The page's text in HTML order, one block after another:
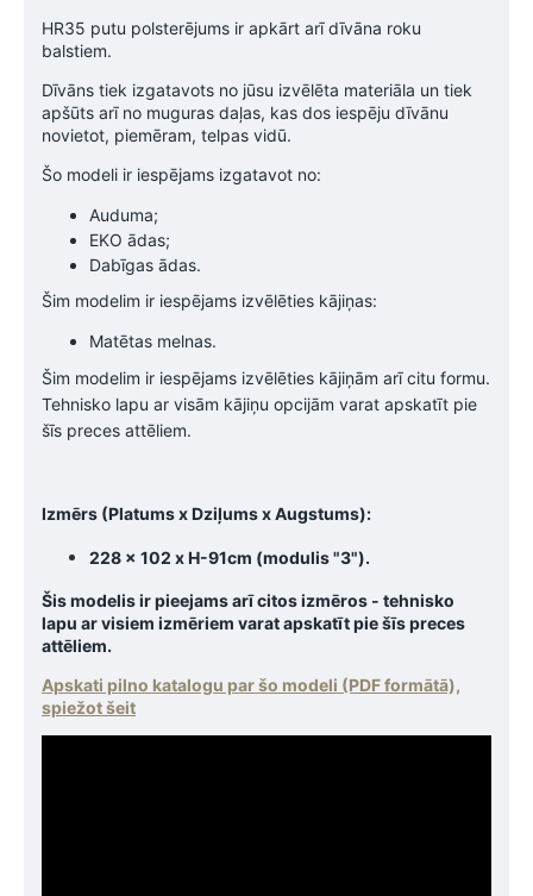
HR35 putu polsterējums ir apkārt arī dīvāna roku
balstiem.
Dīvāns tiek izgatavots no jūsu izvēlēta materiāla un tiek
apšūts arī no muguras daļas, kas dos iespēju dīvānu
novietot, piemēram, telpas vidū.
Šo modeli ir iespējams izgatavot no:
Auduma;
EKO ādas;
Dabīgas ādas.
Šim modelim ir iespējams izvēlēties kājiņas:
Matētas melnas.
Šim modelim ir iespējams izvēlēties kājiņām arī citu formu.
Tehnisko lapu ar visām kājiņu opcijām varat apskatīt pie
šīs preces attēliem.
Izmērs (Platums x Dziļums x Augstums):
228 x 102 x H-91cm (modulis "3").
Šis modelis ir pieejams arī citos izmēros - tehnisko
lapu ar visiem izmēriem varat apskatīt pie šīs preces
attēliem.
Apskati pilno katalogu par šo modeli (PDF formātā),
spiežot šeit